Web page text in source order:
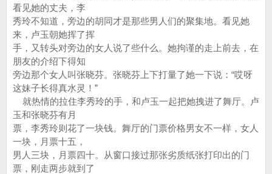
看见她的丈夫，李
秀玲不知道，旁边的胡同才是那些男人们的聚集地。看见她
来，卢玉朝她挥了挥
手，又转头对旁边的女人说了些什么。她拘谨的走上前去，在
朋友的介绍下得知
旁边那个女人叫张晓芬。张晓芬上下打量了她一下说：“哎呀
这妹子长得真水灵！”
就热情的拉住李秀玲的手，和卢玉一起把她拽进了舞厅。卢
玉和张晓芬有月
票，李秀玲则花了一块钱。舞厅的门票价格男女不一样，女人
一块，月票十五，
男人三块，月票四十。从窗口接过那张劣质纸张打印出的门
票，刚走两步就到了